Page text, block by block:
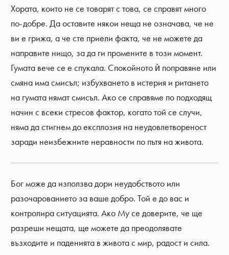
Хората, които не се товарят с това, се справят много
по-добре. Да оставите някои неща не означава, че не
ви е грижа, а че сте приели факта, че не можете да
направите нищо, за да ги промените в този момент.
Гумата вече се е спукала. Спокойното ѝ поправяне или
смяна има смисъл; избухването в истерия и ритането
на гумата нямат смисъл. Ако се справяме по подходящ
начин с всеки стресов фактор, когато той се случи,
няма да стигнем до експлозия на неудовлетвореност
заради неизбежните неравности по пътя на живота.
Бог може да използва дори неудобството или
разочарованието за ваше добро. Той е до вас и
контролира ситуацията. Ако Му се доверите, че ще
разреши нещата, ще можете да преодолявате
възходите и паденията в живота с мир, радост и сила.